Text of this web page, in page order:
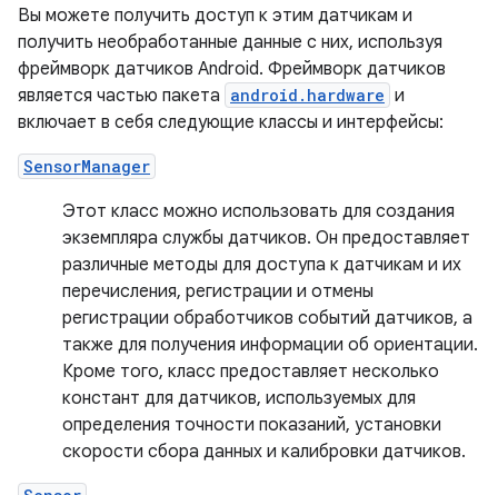
Вы можете получить доступ к этим датчикам и
получить необработанные данные с них, используя
фреймворк датчиков Android. Фреймворк датчиков
является частью пакета android.hardware и
включает в себя следующие классы и интерфейсы:
SensorManager
Этот класс можно использовать для создания
экземпляра службы датчиков. Он предоставляет
различные методы для доступа к датчикам и их
перечисления, регистрации и отмены
регистрации обработчиков событий датчиков, а
также для получения информации об ориентации.
Кроме того, класс предоставляет несколько
констант для датчиков, используемых для
определения точности показаний, установки
скорости сбора данных и калибровки датчиков.